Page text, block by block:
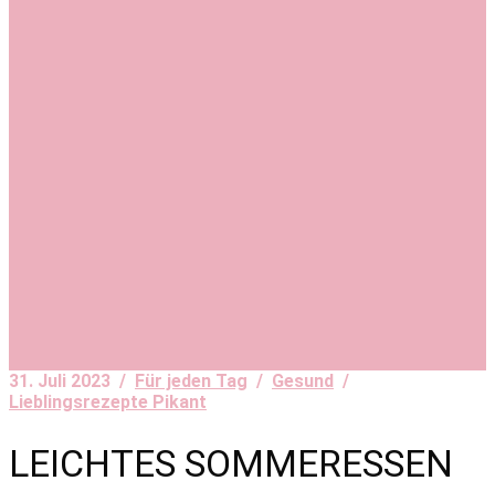
31. Juli 2023 / Für jeden Tag / Gesund /
Lieblingsrezepte Pikant
LEICHTES SOMMERESSEN